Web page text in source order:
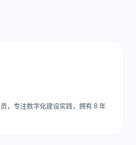
，专注数字化建设实践，拥有 8 年